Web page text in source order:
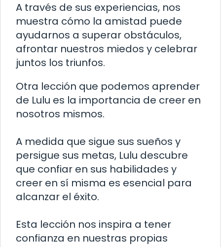
A través de sus experiencias, nos
muestra cómo la amistad puede
ayudarnos a superar obstáculos,
afrontar nuestros miedos y celebrar
juntos los triunfos.
Otra lección que podemos aprender
de Lulu es la importancia de creer en
nosotros mismos.
A medida que sigue sus sueños y
persigue sus metas, Lulu descubre
que confiar en sus habilidades y
creer en sí misma es esencial para
alcanzar el éxito.
Esta lección nos inspira a tener
confianza en nuestras propias